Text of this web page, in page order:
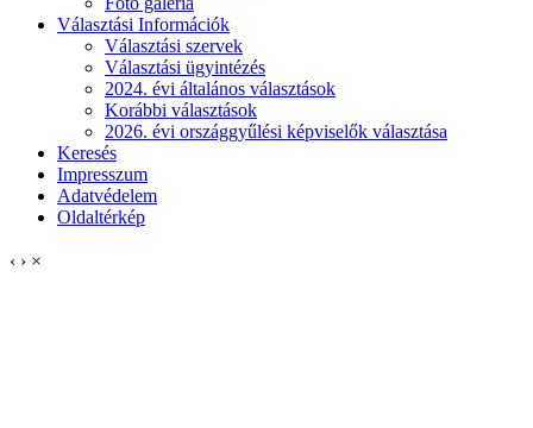
Választási Információk
Választási szervek
Választási ügyintézés
2024. évi általános választások
Korábbi választások
2026. évi országgyűlési képviselők választása
Keresés
Impresszum
Adatvédelem
Oldaltérkép
‹ › ×